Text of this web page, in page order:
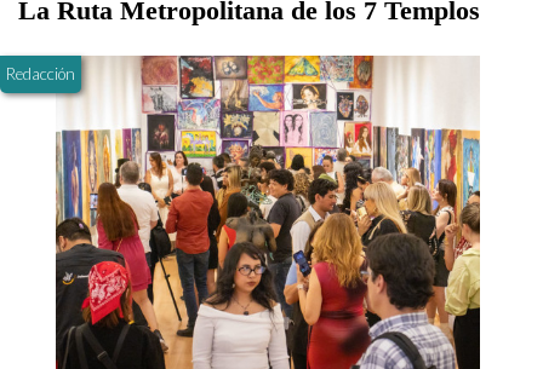
La Ruta Metropolitana de los 7 Templos
Redacción